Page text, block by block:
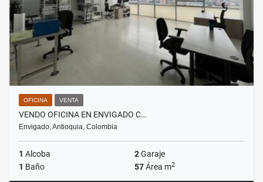
OFICINA VENTA
VENDO OFICINA EN ENVIGADO C…
Envigado, Antioquia, Colombia
1 Alcoba 2Garaje
1 Baño 57Área m2